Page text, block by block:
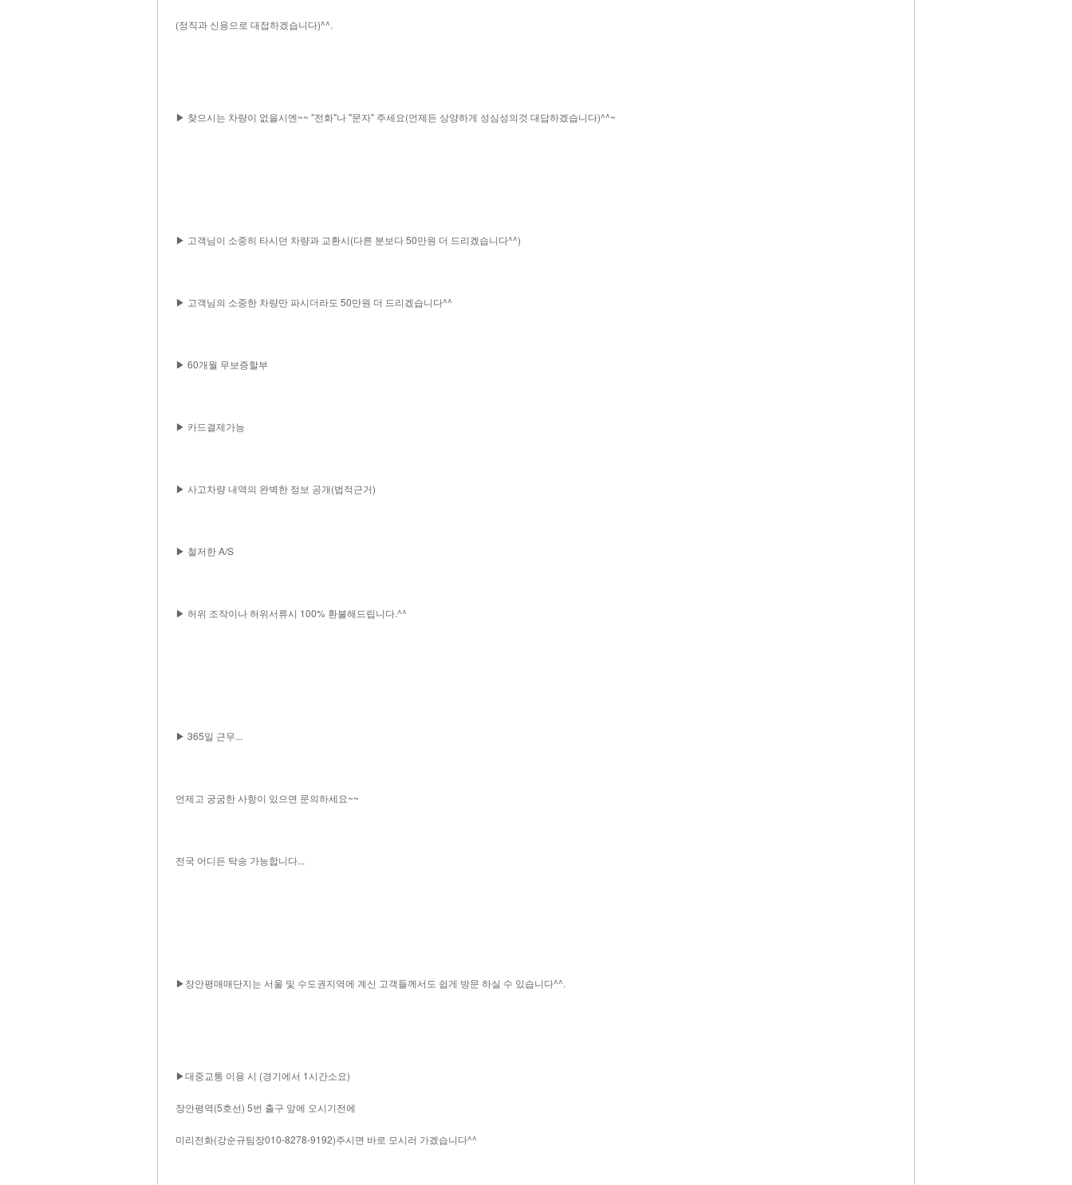
(정직과 신용으로 대접하겠습니다)^^.
▶ 찾으시는 차량이 없을시엔~~ "전화"나 "문자" 주세요(언제든 상양하게 성심성의것 대답하겠습니다)^^~
▶ 고객님이 소중히 타시던 차량과 교환시(다른 분보다 50만원 더 드리겠습니다^^)
▶ 고객님의 소중한 차량만 파시더라도 50만원 더 드리겠습니다^^
▶ 60개월 무보증할부
▶ 카드결제가능
▶ 사고차량 내역의 완벽한 정보 공개(법적근거)
▶ 철저한 A/S
▶ 허위 조작이나 허위서류시 100% 환불해드립니다.^^
▶ 365일 근무...
언제고 궁굼한 사항이 있으면 문의하세요~~
전국 어디든 탁송 가능합니다...
▶장안평매매단지는 서울 및 수도권지역에 계신 고객들께서도 쉽게 방문 하실 수 있습니다^^.
▶대중교통 이용 시 (경기에서 1시간소요)
장안평역(5호선) 5번 출구 앞에 오시기전에
미리전화(강순규팀장010-8278-9192)주시면 바로 모시러 가겠습니다^^